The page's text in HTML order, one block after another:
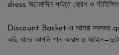
dress অনেকদিন পর্যন্ত ফ্রেশ ও স্টাইলিশ
Discount Basket-এ আমরা সবসময়
করি, যাতে আপনি পান আরাম ও